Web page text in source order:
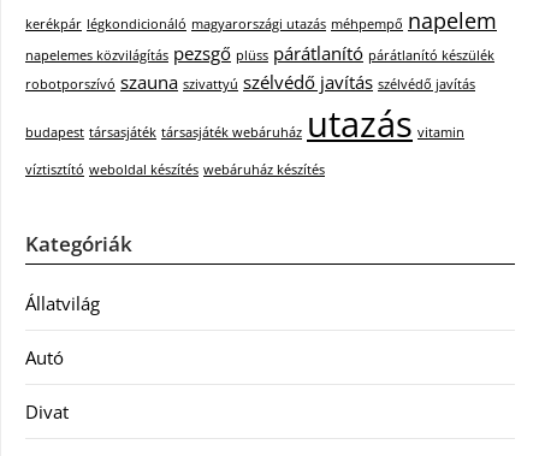
kerékpár légkondicionáló magyarországi utazás méhpempő napelem
napelemes közvilágítás pezsgő plüss párátlanító párátlanító készülék
robotporszívó szauna szivattyú szélvédő javítás szélvédő javítás
budapest társasjáték társasjáték webáruház utazás vitamin
víztisztító weboldal készítés webáruház készítés
Kategóriák
Állatvilág
Autó
Divat